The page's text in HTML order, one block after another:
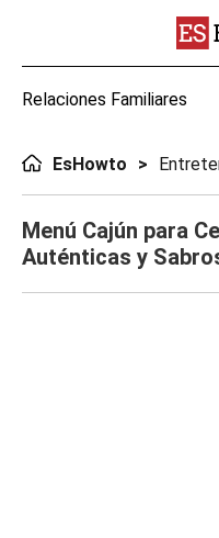
Relaciones Familiares
EsHowto
Menú Cajún para
Auténticas y